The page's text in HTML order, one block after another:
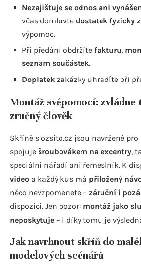
Nezajišťuje se odnos ani
včas domluvte dostatek fyzicky
výpomoc.
Při předání obdržíte fakturu,
seznam součástek.
Doplatek zakázky uhradíte při
Montáž svépomocí: zvládne
zručný člověk
Skříně slozsito.cz jsou navržené pro
spojuje šroubovákem na excentry,
speciální nářadí ani řemeslník. K
video a každý kus má přiložený
něco nevzpomenete – záruční i
dispozici. Jen pozor: montáž jako
neposkytuje – i díky tomu je
Jak navrhnout skříň do
modelových scénářů